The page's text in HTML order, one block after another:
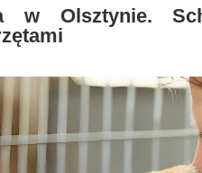
w Olsztynie.